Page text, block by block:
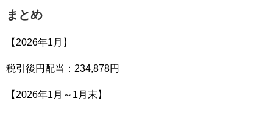
まとめ
【2026年1月】
税引後円配当：234,878円
【2026年1月～1月末】